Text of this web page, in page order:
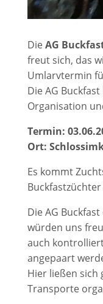
DieAG
freut sich, das
Umlarvtermin
Die AG
Organisation
Termin:
Ort:
Es kommt
Buckfastzüchter
Die AG
würden uns
auch
angepaart
Hier ließen sich
Transporte